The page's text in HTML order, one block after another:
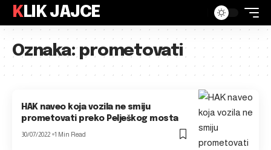
KLIK JAJCE
Oznaka:prometovati
HAK naveo koja vozila ne smiju
prometovati preko Pelješkog mosta
30/07/2022 1 Min Read